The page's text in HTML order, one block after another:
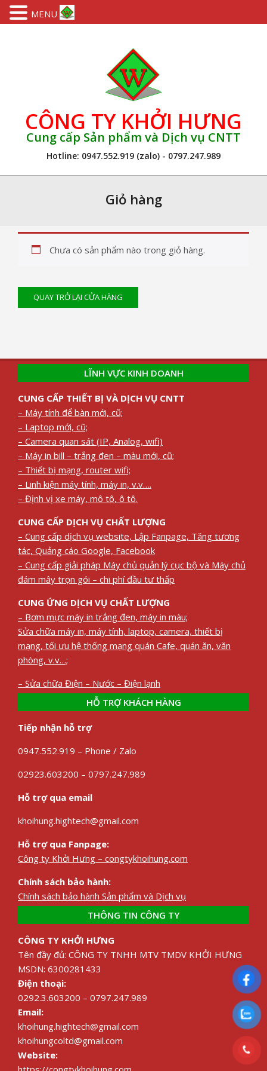
CÔNG TY KHỞI HƯNG
Cung cấp Sản phẩm và Dịch vụ CNTT
Hotline: 0947.552.919 (zalo) - 0797.247.989
Giỏ hàng
Chưa có sản phẩm nào trong giỏ hàng.
QUAY TRỞ LẠI CỬA HÀNG
LĨNH VỰC KINH DOANH
CUNG CẤP THIẾT BỊ VÀ DỊCH VỤ CNTT
– Máy tính để bàn mới, cũ;
– Laptop mới, cũ;
– Camera quan sát (IP, Analog, wifi)
– Máy in bill – trắng đen – màu mới, cũ;
– Thiết bị mạng, router wifi;
– Linh kiện máy tính, máy in, v.v….
– Định vị xe máy, mô tô, ô tô.
CUNG CẤP DỊCH VỤ CHẤT LƯỢNG
– Cung cấp dịch vụ website, Lập Fanpage, Tăng tương
tác, Quảng cáo Google, Facebook
– Cung cấp giải pháp Máy chủ quản lý cục bộ và Máy chủ
đám mây trọn gói – chi phí đầu tư thấp
CUNG ỨNG DỊCH VỤ CHẤT LƯỢNG
– Bơm mực máy in trắng đen, máy in màu;
Sửa chữa máy in, máy tính, laptop, camera, thiết bị
mạng, tối ưu hệ thống mạng quán Cafe, quán ăn, văn
phòng, v.v…;
– Sửa chữa Điện – Nước – Điện lạnh
HỖ TRỢ KHÁCH HÀNG
Tiếp nhận hỗ trợ
0947.552.919 – Phone / Zalo
02923.603200 – 0797.247.989
Hỗ trợ qua email
khoihung.hightech@gmail.com
Hỗ trợ qua Fanpage:
Công ty Khởi Hưng – congtykhoihung.com
Chính sách bảo hành:
Chính sách bảo hành Sản phẩm và Dịch vụ
THÔNG TIN CÔNG TY
CÔNG TY KHỞI HƯNG
Tên đầy đủ: CÔNG TY TNHH MTV TMDV KHỞI HƯNG
MSDN: 6300281433
Điện thoại:
0292.3.603200 – 0797.247.989
Email:
khoihung.hightech@gmail.com
khoihungcoltd@gmail.com
Website:
MENU